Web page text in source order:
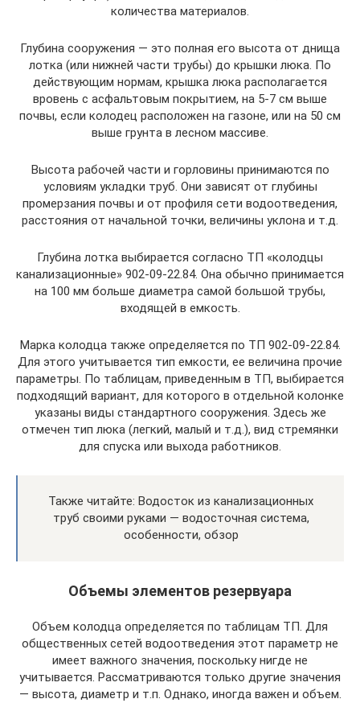
количества материалов.
Глубина сооружения — это полная его высота от днища
лотка (или нижней части трубы) до крышки люка. По
действующим нормам, крышка люка располагается
вровень с асфальтовым покрытием, на 5-7 см выше
почвы, если колодец расположен на газоне, или на 50 см
выше грунта в лесном массиве.
Высота рабочей части и горловины принимаются по
условиям укладки труб. Они зависят от глубины
промерзания почвы и от профиля сети водоотведения,
расстояния от начальной точки, величины уклона и т.д.
Глубина лотка выбирается согласно ТП «колодцы
канализационные» 902-09-22.84. Она обычно принимается
на 100 мм больше диаметра самой большой трубы,
входящей в емкость.
Марка колодца также определяется по ТП 902-09-22.84.
Для этого учитывается тип емкости, ее величина прочие
параметры. По таблицам, приведенным в ТП, выбирается
подходящий вариант, для которого в отдельной колонке
указаны виды стандартного сооружения. Здесь же
отмечен тип люка (легкий, малый и т.д.), вид стремянки
для спуска или выхода работников.
Также читайте: Водосток из канализационных
труб своими руками — водосточная система,
особенности, обзор
Объемы элементов резервуара
Объем колодца определяется по таблицам ТП. Для
общественных сетей водоотведения этот параметр не
имеет важного значения, поскольку нигде не
учитывается. Рассматриваются только другие значения
— высота, диаметр и т.п. Однако, иногда важен и объем.